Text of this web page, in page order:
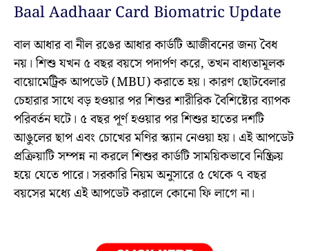
Baal Aadhaar Card Biomatric Update
বাল আধার বা নীল রঙের আধার কার্ডটি আজীবনের জন্য বৈধ
নয়। শিশু যখন ৫ বছর বয়সে পদার্পণ করে, তখন বাধ্যতামূলক
বায়োমেট্রিক আপডেট (MBU) করাতে হয়। কারণ ছোটবেলার
চেহারার সাথে বড় হওয়ার পর শিশুর শারীরিক বৈশিষ্ট্যের ব্যাপক
পরিবর্তন ঘটে। ৫ বছর পূর্ণ হওয়ার পর শিশুর হাতের দশটি
আঙুলের ছাপ এবং চোখের মণির স্ক্যান নেওয়া হয়। এই আপডেট
প্রক্রিয়াটি সম্পন্ন না করলে শিশুর কার্ডটি সাময়িকভাবে নিষ্ক্রিয়
হয়ে যেতে পারে। সরকারি নিয়ম অনুসারে ৫ থেকে ৭ বছর
বয়সের মধ্যে এই আপডেট করালে কোনো ফি লাগে না।